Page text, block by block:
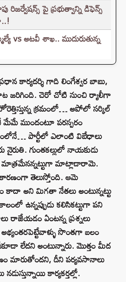
రిజర్వేషన్స్ పై ప్రభుత్వాన్ని డిఫెన్స్
vs అటవీ శాఖ.. ముదురుతున్న
కార్యదర్శి గాది లింగేశ్వర బాబు,
జరిగింది. చెరో చోటి నుంచి ర్యాలీగా
క్రమంలో… అపోలో సర్కిల్
ముందంటూ పరస్పరం
పార్టీలో ఎలాంటి విబేధాలు
గుంతకల్లులో నాయకుడు
మాత్రమేనన్నట్టుగా మాట్లాడారామె.
కారణంగా తెలుస్తోంది. ఆమె
అని మిగతా నేతలు అంటున్నట్టు
ఉన్నప్పుడు కలిసికట్టుగా పని
రాజేయడం ఏంటన్న ప్రశ్నలు
సొంతగా బలం
లేదని అంటున్నారు. మొత్తం మీద
మారుతోందని, దీని పర్యవసానాలు
కార్యకర్తల్లో.